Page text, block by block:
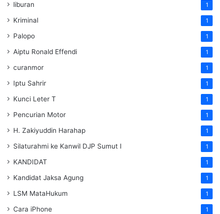
liburan 1
Kriminal 1
Palopo 1
Aiptu Ronald Effendi 1
curanmor 1
Iptu Sahrir 1
Kunci Leter T 1
Pencurian Motor 1
H. Zakiyuddin Harahap 1
Silaturahmi ke Kanwil DJP Sumut I 1
KANDIDAT 1
Kandidat Jaksa Agung 1
LSM MataHukum 1
Cara iPhone 1